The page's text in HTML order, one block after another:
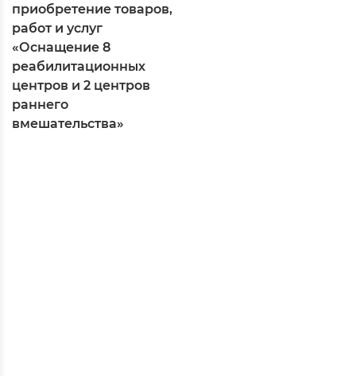
приобретение товаров,
работ и услуг
«Оснащение 8
реабилитационных
центров и 2 центров
раннего
вмешательства»